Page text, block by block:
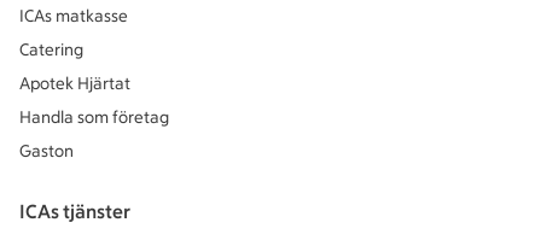
ICAs matkasse
Catering
Apotek Hjärtat
Handla som företag
Gaston
ICAs tjänster